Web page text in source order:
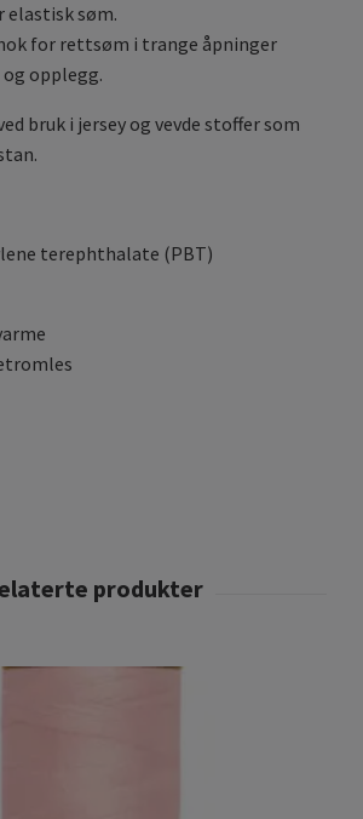
elastisk søm.
for rettsøm i trange åpninger
opplegg.
bruk i jersey og vevde stoffer som
terephthalate (PBT)